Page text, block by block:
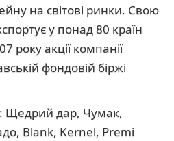
на світові ринки. Свою
у понад 80 країн
року акції компанії
фондовій біржі
Щедрий дар, Чумак,
Blank, Kernel, Premi